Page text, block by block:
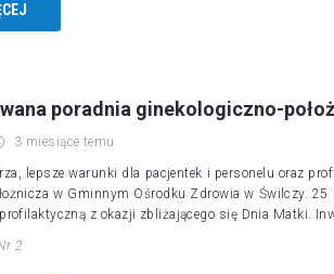
poradnia ginekologiczno-
3 miesiące temu
lepsze warunki dla pacjentek i personelu oraz
w Gminnym Ośrodku Zdrowia w Świlczy.
profilaktyczną z okazji zbliżającego się Dnia Matki.
2